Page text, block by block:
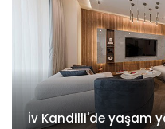
İv Kandilli'de yaşam